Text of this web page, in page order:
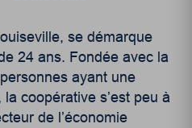
se démarque
24 ans. Fondée avec la
ayant une
coopérative s’est peu à
de l’économie